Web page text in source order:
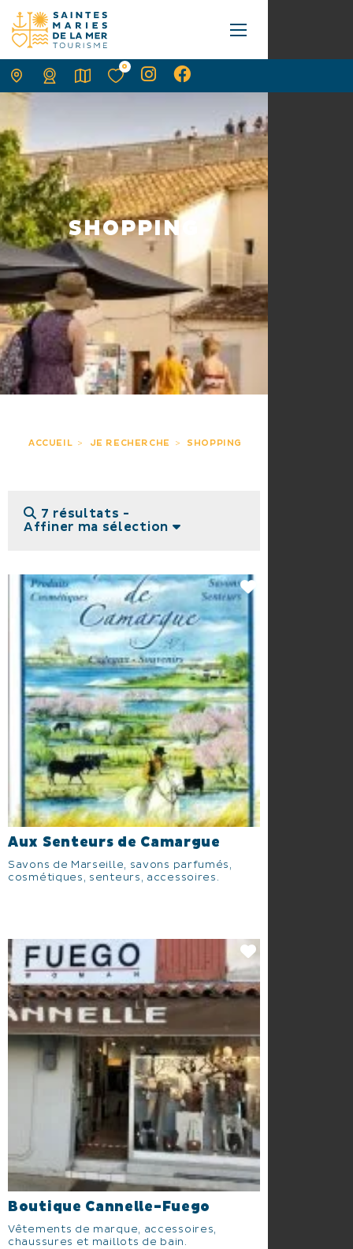
SHOPPING
ACCUEIL JE RECHERCHE SHOPPING
7 résultats -
Affiner ma sélection
Aux Senteurs de Camargue
Savons de Marseille, savons parfumés,
cosmétiques, senteurs, accessoires.
Boutique Cannelle-Fuego
Vêtements de marque, accessoires,
chaussures et maillots de bain.
0